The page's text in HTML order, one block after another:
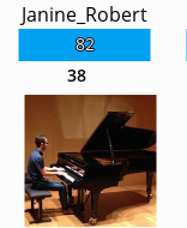
82
Janine_Robert
38